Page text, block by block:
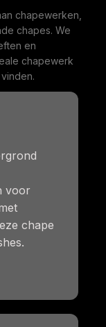
chapewerken,
chapes. We
en
chapewerk
voor
chape